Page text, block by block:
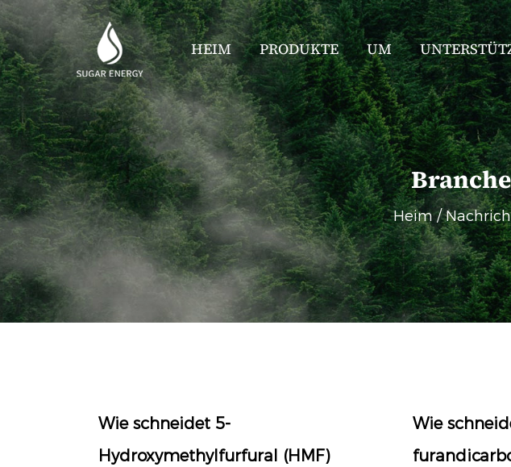
HEIM PRODUKTE UM
Heim/
Wie schneidet 5-
Hydroxymethylfurfural (HMF)
Wie